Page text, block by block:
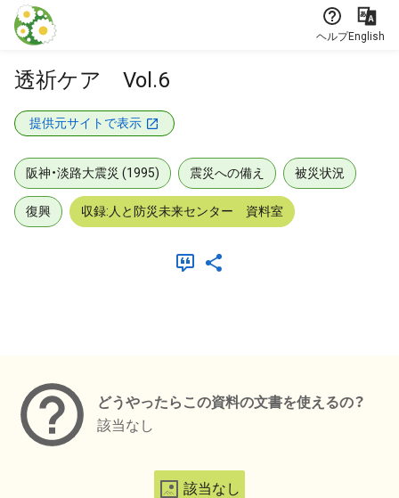
本文に飛ぶ
ヘルプEnglish
透祈ケア Vol.6
提供元サイトで表示
阪神・淡路大震災 (1995) 震災への備え 被災状況
復興 収録:人と防災未来センター 資料室
どうやったらこの資料の文書を使えるの？
該当なし
該当なし